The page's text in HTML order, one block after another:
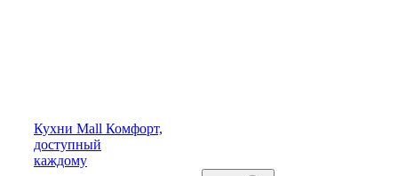
Кухни Mall Комфорт,
доступный
каждому